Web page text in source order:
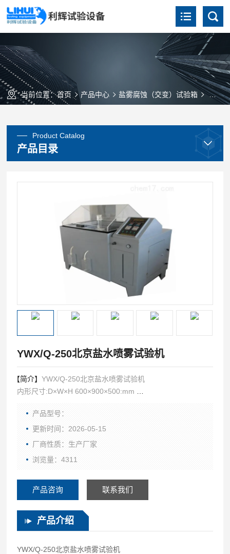
当前位置：首页 产品中心 盐雾腐蚀（交变）试验箱 YWX/
Product Catalog
产品目录
YWX/Q-250北京盐水喷雾试验机
【简介】YWX/Q-250北京盐水喷雾试验机
内形尺寸:D×W×H 600×900×500:mm
试验方法：中性盐雾试验（NSS试验）、盐雾试验（SS试
验）、醋酸盐雾试验（ASS试验）、铜加速醋酸盐雾试验
（CASS试验）等盐雾试验方法；
产品型号：
更新时间：2026-05-15
厂商性质：生产厂家
浏览量：4311
产品咨询 联系我们
产品介绍
YWX/Q-250北京盐水喷雾试验机